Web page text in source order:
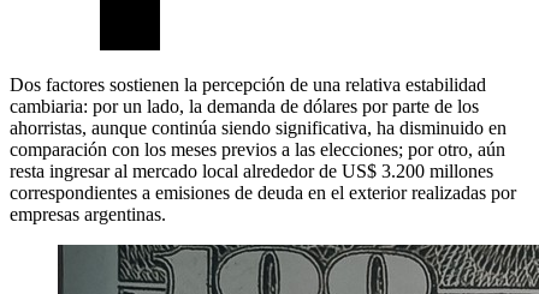
Dos factores sostienen la percepción de una relativa estabilidad
cambiaria: por un lado, la demanda de dólares por parte de los
ahorristas, aunque continúa siendo significativa, ha disminuido en
comparación con los meses previos a las elecciones; por otro, aún
resta ingresar al mercado local alrededor de US$ 3.200 millones
correspondientes a emisiones de deuda en el exterior realizadas por
empresas argentinas.